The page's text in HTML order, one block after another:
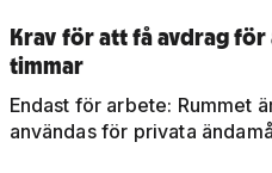
Krav för att få avdrag
timmar
Endast för arbete: Rummet
användas för privata